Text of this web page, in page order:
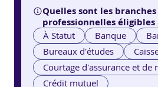
Quelles sont les branches
professionnelles éligibles
À Statut Banque
Bureaux d'études
Courtage d'assurance et de
Crédit mutuel